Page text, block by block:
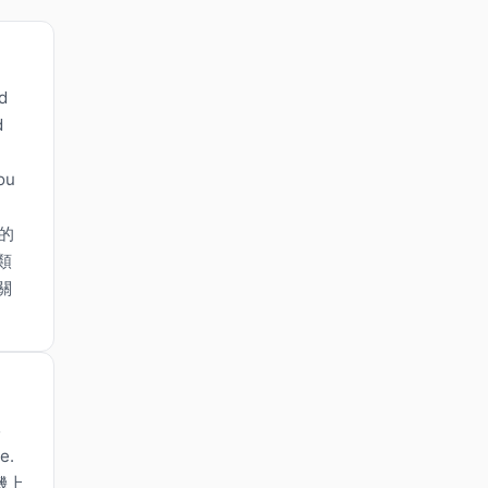
上